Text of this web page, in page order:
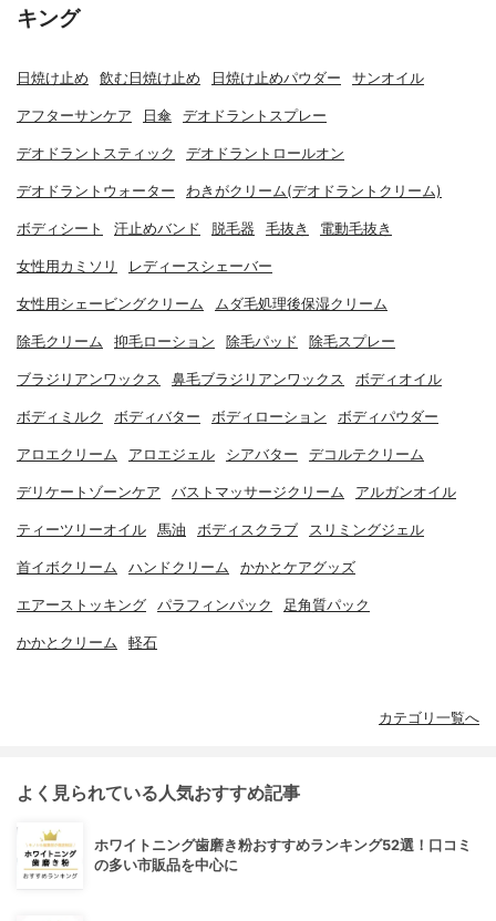
キング
日焼け止め 飲む日焼け止め 日焼け止めパウダー サンオイル
アフターサンケア 日傘 デオドラントスプレー
デオドラントスティック デオドラントロールオン
デオドラントウォーター わきがクリーム(デオドラントクリーム)
ボディシート 汗止めバンド 脱毛器 毛抜き 電動毛抜き
女性用カミソリ レディースシェーバー
女性用シェービングクリーム ムダ毛処理後保湿クリーム
除毛クリーム 抑毛ローション 除毛パッド 除毛スプレー
ブラジリアンワックス 鼻毛ブラジリアンワックス ボディオイル
ボディミルク ボディバター ボディローション ボディパウダー
アロエクリーム アロエジェル シアバター デコルテクリーム
デリケートゾーンケア バストマッサージクリーム アルガンオイル
ティーツリーオイル 馬油 ボディスクラブ スリミングジェル
首イボクリーム ハンドクリーム かかとケアグッズ
エアーストッキング パラフィンパック 足角質パック
かかとクリーム 軽石
カテゴリ一覧へ
よく見られている人気おすすめ記事
ホワイトニング歯磨き粉おすすめランキング52選！口コミ
の多い市販品を中心に